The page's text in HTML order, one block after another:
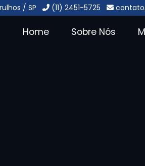
/ SP (11) 2451-5725
Home Sobre Nós
onde encontrar soluções em